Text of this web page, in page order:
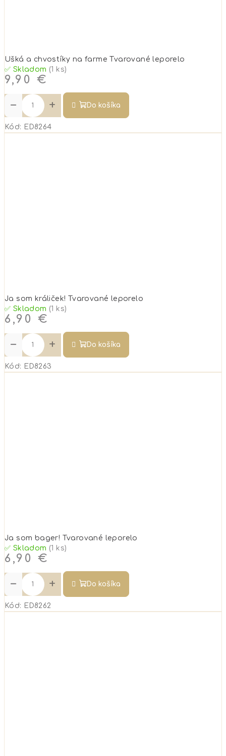
Ušká a chvostíky na farme Tvarované leporelo
✅ Skladom (1 ks)
9,90 €
+
− Do košíka
Kód: ED8264
Ja som králiček! Tvarované leporelo
✅ Skladom (1 ks)
6,90 €
+
− Do košíka
Kód: ED8263
Ja som bager! Tvarované leporelo
✅ Skladom (1 ks)
6,90 €
+
− Do košíka
Kód: ED8262